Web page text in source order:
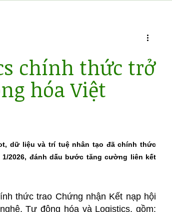
chính thức trở
hóa Việt
dữ liệu và trí tuệ nhân tạo đã chính thức
2026, đánh dấu bước tăng cường liên kết
thức trao Chứng nhận Kết nạp hội
Tự động hóa và Logistics, gồm: